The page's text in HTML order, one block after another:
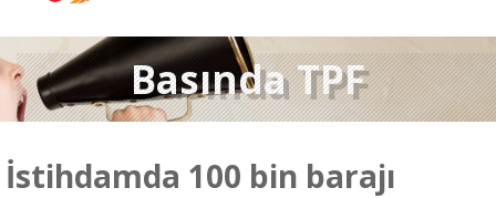
Basında TPF
İstihdamda 100 bin barajı